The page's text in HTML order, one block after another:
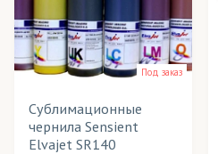
Под заказ
Сублимационные
чернила Sensient
Elvajet SR140